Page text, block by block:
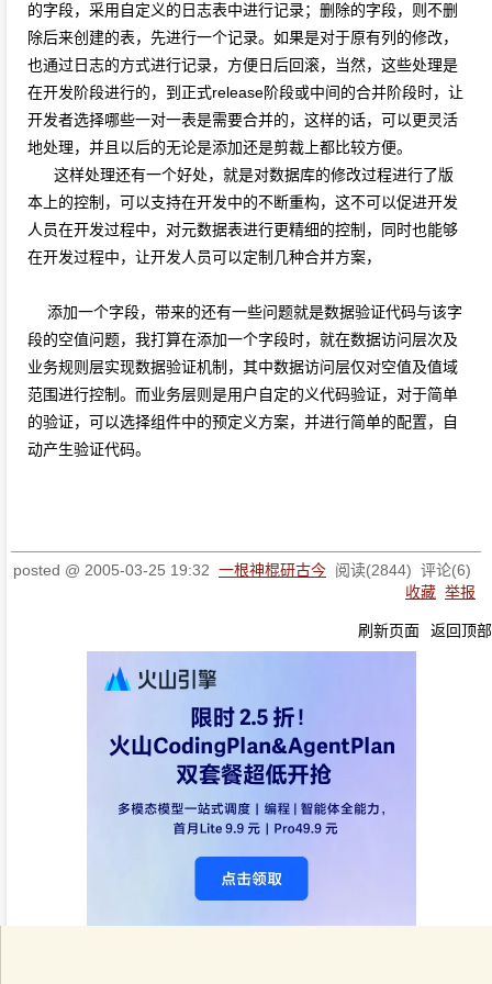
的字段，采用自定义的日志表中进行记录；删除的字段，则不删
除后来创建的表，先进行一个记录。如果是对于原有列的修改，
也通过日志的方式进行记录，方便日后回滚，当然，这些处理是
在开发阶段进行的，到正式release阶段或中间的合并阶段时，让
开发者选择哪些一对一表是需要合并的，这样的话，可以更灵活
地处理，并且以后的无论是添加还是剪裁上都比较方便。
这样处理还有一个好处，就是对数据库的修改过程进行了版
本上的控制，可以支持在开发中的不断重构，这不可以促进开发
人员在开发过程中，对元数据表进行更精细的控制，同时也能够
在开发过程中，让开发人员可以定制几种合并方案，
添加一个字段，带来的还有一些问题就是数据验证代码与该字
段的空值问题，我打算在添加一个字段时，就在数据访问层次及
业务规则层实现数据验证机制，其中数据访问层仅对空值及值域
范围进行控制。而业务层则是用户自定的义代码验证，对于简单
的验证，可以选择组件中的预定义方案，并进行简单的配置，自
动产生验证代码。
posted @ 2005-03-25 19:32 一根神棍研古今 阅读(2844) 评论(6)
收藏 举报
刷新页面 返回顶部